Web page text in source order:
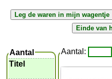
Aantal
Titel
Aantal: